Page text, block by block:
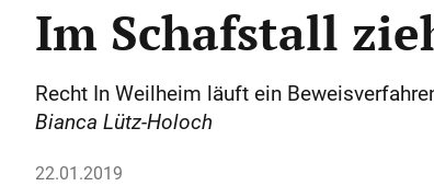
Im Schafstall
Recht In Weilheim läuft ein
Bianca Lütz-Holoch
22.01.2019